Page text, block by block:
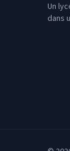
Un
dans